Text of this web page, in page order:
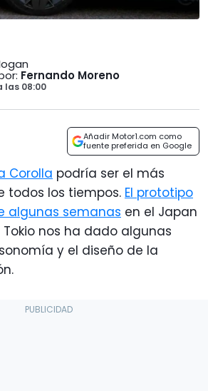
: Fernando Moreno
las 08:00
Añadir Motor1.com como
fuente preferida en Google
Corolla podría ser el más
todos los tiempos. El prototipo
algunas semanas en el Japan
Tokio nos ha dado algunas
y el diseño de la